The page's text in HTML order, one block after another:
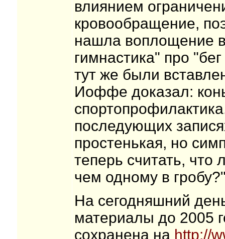
влиянием
кровообращение,
нашла воплощение
гимнастика" про
тут же были
Иоффе доказал:
последующих
простенькая, но
теперь считать,
чем одному в
На сегодняшний
материалы до 2005
сохранена на http://